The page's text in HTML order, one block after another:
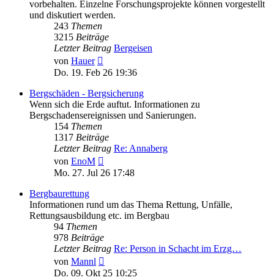
vorbehalten. Einzelne Forschungsprojekte können vorgestellt
und diskutiert werden.
243 Themen
3215 Beiträge
Letzter Beitrag Bergeisen
von Hauer
Beitrag
Do. 19. Feb 26 19:36
Bergschäden - Bergsicherung
Wenn sich die Erde auftut. Informationen zu
Bergschadensereignissen und Sanierungen.
154 Themen
1317 Beiträge
Letzter Beitrag Re: Annaberg
von EnoM
Beitrag
Mo. 27. Jul 26 17:48
Bergbaurettung
Informationen rund um das Thema Rettung, Unfälle,
Rettungsausbildung etc. im Bergbau
94 Themen
978 Beiträge
Letzter Beitrag Re: Person in Schacht im Erzg…
von Mannl
Beitrag
Do. 09. Okt 25 10:25